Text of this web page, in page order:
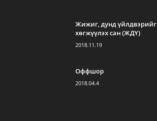
Жижиг, дунд үйлдвэрийг
хөгжүүлэх сан (ЖДҮ)
2018.11.19
Оффшор
2018.04.4